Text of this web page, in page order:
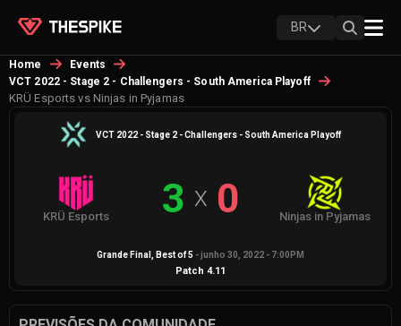
BR
Home
Events
VCT 2022 - Stage 2 - Challengers - South America Playoff
KRÜ Esports vs Ninjas in Pyjamas
VCT 2022 - Stage 2 - Challengers - South America Playoff
KRÜ Esports 3 X 0 Ninjas in Pyjamas
Grande Final , Best of5 -junho 30, 2022 - 7:00PM
Patch 4.11